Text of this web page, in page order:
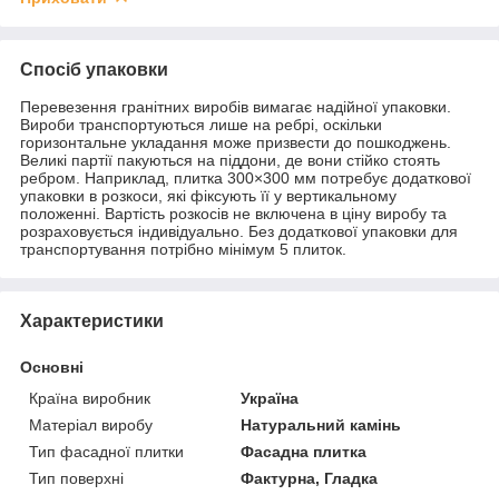
Спосіб упаковки
Перевезення гранітних виробів вимагає надійної упаковки.
Вироби транспортуються лише на ребрі, оскільки
горизонтальне укладання може призвести до пошкоджень.
Великі партії пакуються на піддони, де вони стійко стоять
ребром. Наприклад, плитка 300×300 мм потребує додаткової
упаковки в розкоси, які фіксують її у вертикальному
положенні. Вартість розкосів не включена в ціну виробу та
розраховується індивідуально. Без додаткової упаковки для
транспортування потрібно мінімум 5 плиток.
Характеристики
Основні
Країна виробник
Україна
Матеріал виробу
Натуральний камінь
Тип фасадної плитки
Фасадна плитка
Тип поверхні
Фактурна, Гладка